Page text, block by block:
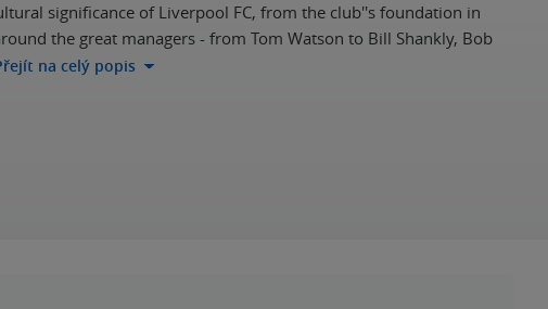
significance of Liverpool FC, from the club''s foundation in
the great managers - from Tom Watson to Bill Shankly, Bob
na celý popis